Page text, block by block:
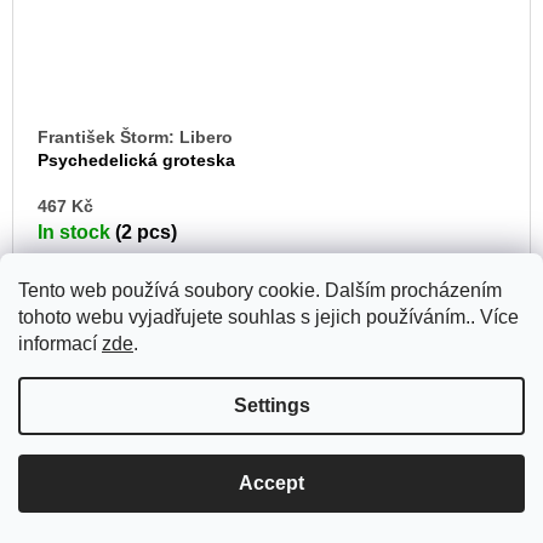
Tento web používá soubory cookie. Dalším procházením
tohoto webu vyjadřujete souhlas s jejich používáním.. Více
informací zde.
Settings
Accept
František Štorm: Libero
Psychedelická groteska
467 Kč
In stock (2 pcs)